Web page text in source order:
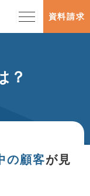
資料請求
？
の顧客が見